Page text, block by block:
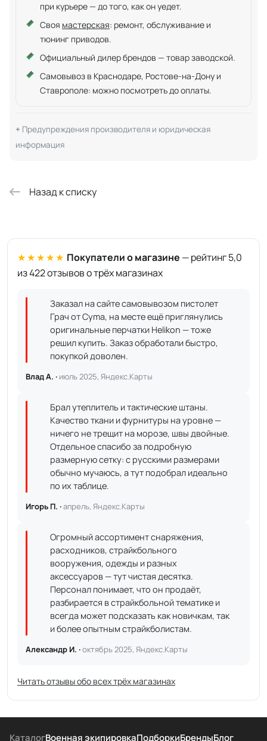
при курьере — до того, как он уедет.
Своя мастерская: ремонт, обслуживание и
тюнинг приводов.
Официальный дилер брендов — товар заводской.
Самовывоз в Краснодаре, Ростове-на-Дону и
Ставрополе: можно посмотреть до оплаты.
Предупреждения производителя и юридическая
информация
Назад к списку
★★★★★ Покупатели о магазине — рейтинг 5,0
из 422 отзывов о трёх магазинах
Заказал на сайте самовывозом пистолет
Грач от Cyma, на месте ещё приглянулись
оригинальные перчатки Helikon — тоже
решил купить. Заказ обработали быстро,
покупкой доволен.
Влад А. · июль 2025, Яндекс.Карты
Брал утеплитель и тактические штаны.
Качество ткани и фурнитуры на уровне —
ничего не трещит на морозе, швы двойные.
Отдельное спасибо за подробную
размерную сетку: с русскими размерами
обычно мучаюсь, а тут подобрал идеально
по их таблице.
Игорь П. ·апрель, Яндекс.Карты
Огромный ассортимент снаряжения,
расходников, страйкбольного
вооружения, одежды и разных
аксессуаров — тут чистая десятка.
Персонал понимает, что он продаёт,
разбирается в страйкбольной тематике и
всегда может подсказать как новичкам, так
и более опытным страйкболистам.
Александр И. ·октябрь 2025, Яндекс.Карты
Читать отзывы обо всех трёх магазинах
КаталогВоенная экипировкаПодборкиБрендыБлог